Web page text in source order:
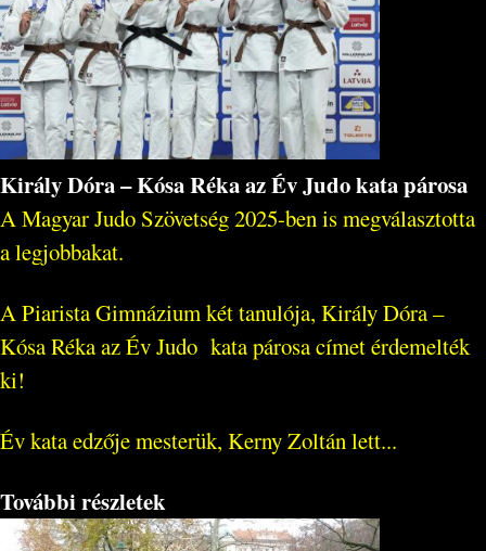
Király Dóra – Kósa Réka az Év Judo kata párosa
A Magyar Judo Szövetség 2025-ben is megválasztotta
a legjobbakat.
A Piarista Gimnázium két tanulója, Király Dóra –
Kósa Réka az Év Judo kata párosa címet érdemelték
ki!
Év kata edzője mesterük, Kerny Zoltán lett...
További részletek